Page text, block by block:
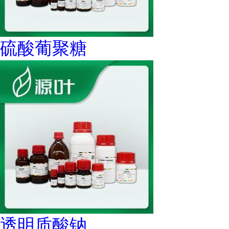
硫酸葡聚糖
透明质酸钠